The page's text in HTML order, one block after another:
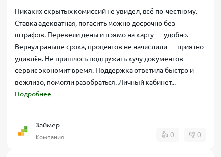
Никаких скрытых комиссий не увидел, всё по‑честному.
Ставка адекватная, погасить можно досрочно без
штрафов. Перевели деньги прямо на карту — удобно.
Вернул раньше срока, процентов не начислили — приятно
удивлён. Не пришлось подгружать кучу документов —
сервис экономит время. Поддержка ответила быстро и
вежливо, помогли разобраться. Личный кабинет...
Подробнее
Займер
Компания 👍 0 👎 0